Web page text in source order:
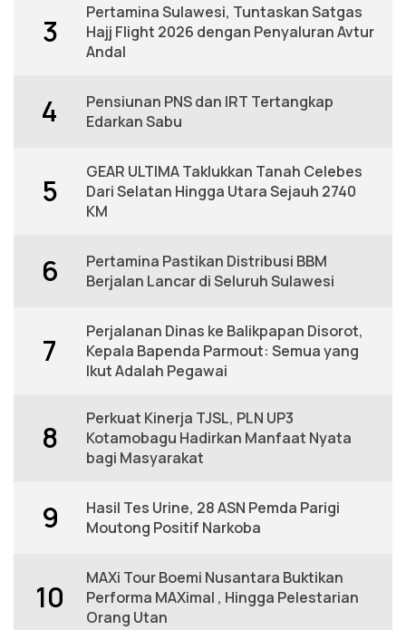
3
Pertamina Sulawesi, Tuntaskan Satgas
Hajj Flight 2026 dengan Penyaluran Avtur
Andal
4
Pensiunan PNS dan IRT Tertangkap
Edarkan Sabu
5
GEAR ULTIMA Taklukkan Tanah Celebes
Dari Selatan Hingga Utara Sejauh 2740
KM
6
Pertamina Pastikan Distribusi BBM
Berjalan Lancar di Seluruh Sulawesi
7
Perjalanan Dinas ke Balikpapan Disorot,
Kepala Bapenda Parmout: Semua yang
Ikut Adalah Pegawai
8
Perkuat Kinerja TJSL, PLN UP3
Kotamobagu Hadirkan Manfaat Nyata
bagi Masyarakat
9
Hasil Tes Urine, 28 ASN Pemda Parigi
Moutong Positif Narkoba
10
MAXi Tour Boemi Nusantara Buktikan
Performa MAXimal , Hingga Pelestarian
Orang Utan